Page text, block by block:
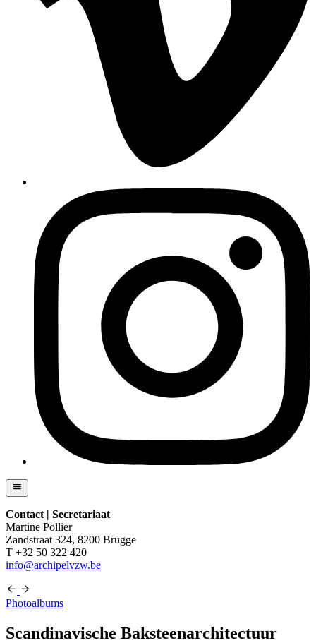
Contact | Secretariaat
Martine Pollier
Zandstraat 324, 8200 Brugge
T +32 50 322 420
info@archipelvzw.be
Photoalbums
Scandinavische Baksteenarchitectuur